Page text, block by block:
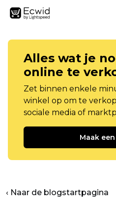
Alles wat je
online te
Zet binnen enkele
winkel op om te
sociale media of
Maak
‹ Naar de blogstartpagina